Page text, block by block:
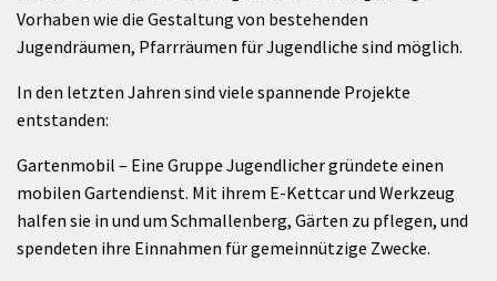
Vorhaben wie die Gestaltung von bestehenden
Jugendräumen, Pfarrräumen für Jugendliche sind möglich.
In den letzten Jahren sind viele spannende Projekte
entstanden:
Gartenmobil – Eine Gruppe Jugendlicher gründete einen
mobilen Gartendienst. Mit ihrem E-Kettcar und Werkzeug
halfen sie in und um Schmallenberg, Gärten zu pflegen, und
spendeten ihre Einnahmen für gemeinnützige Zwecke.